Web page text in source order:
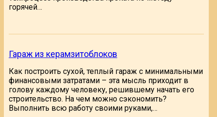
горячей…
Гараж из керамзитоблоков
Как построить сухой, теплый гараж с минимальными
финансовыми затратами – эта мысль приходит в
голову каждому человеку, решившему начать его
строительство. На чем можно сэкономить?
Выполнить всю работу своими руками,…